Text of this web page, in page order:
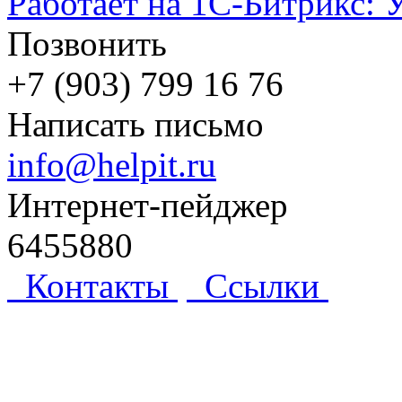
Позвонить
+7 (903) 799 16 76
Написать письмо
info@helpit.ru
Интернет-пейджер
6455880
Контакты
Ссылки